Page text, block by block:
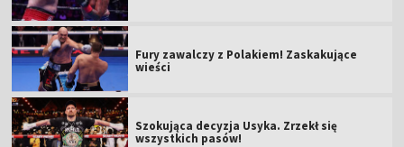
Fury zawalczy z Polakiem! Zaskakujące
wieści
Szokująca decyzja Usyka. Zrzekł się
wszystkich pasów!